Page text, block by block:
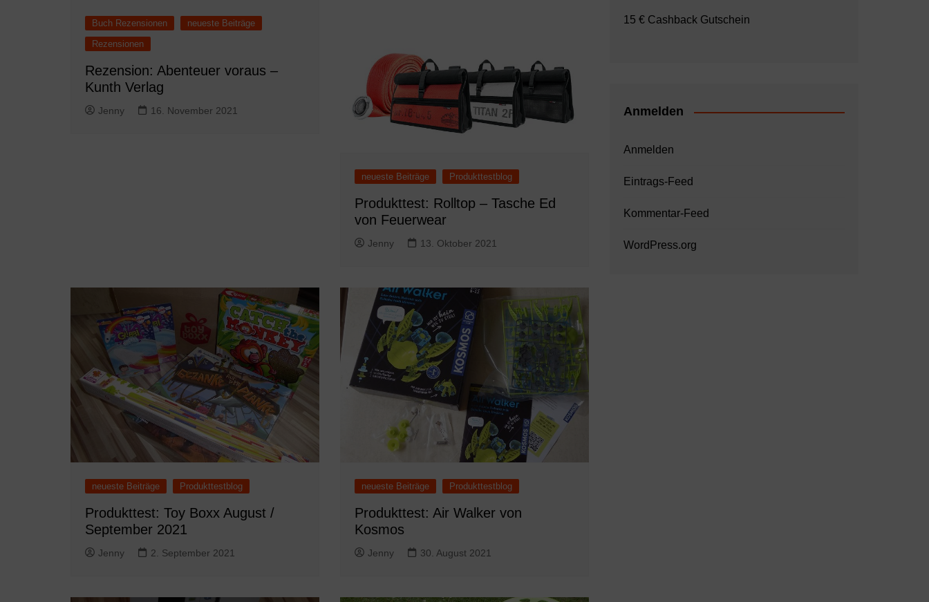
Buch Rezensionen
neueste Beiträge
Rezensionen
Rezension: Abenteuer voraus –
Kunth Verlag
Jenny 16. November 2021
neueste Beiträge Produkttestblog
Produkttest: Rolltop – Tasche Ed
von Feuerwear
Jenny 13. Oktober 2021
neueste Beiträge Produkttestblog
Produkttest: Toy Boxx August /
September 2021
Jenny 2. September 2021
neueste Beiträge Produkttestblog
Produkttest: Air Walker von
Kosmos
Jenny 30. August 2021
15 € Cashback Gutschein
Anmelden
Anmelden
Eintrags-Feed
Kommentar-Feed
WordPress.org